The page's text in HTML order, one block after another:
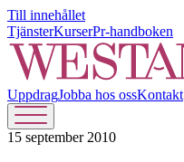
Till innehållet
TjänsterKurserPr-handboken
UppdragJobba hos ossKontakt
15 september 2010